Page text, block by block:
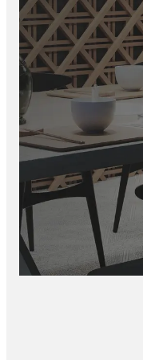
Plaats de panelen
Snijd indien nodig
Voor optimale montage
montagekit.
Met de akoestische
combineer je design,